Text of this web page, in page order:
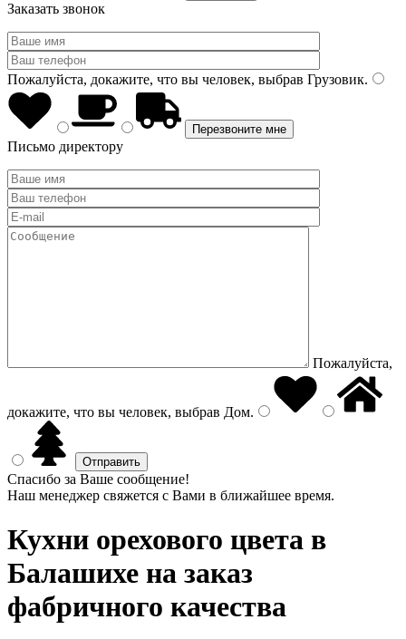
Заказать звонок
Пожалуйста, докажите, что вы человек, выбрав Грузовик.
Письмо директору
Пожалуйста,
докажите, что вы человек, выбрав Дом.
Спасибо за Ваше сообщение!
Наш менеджер свяжется с Вами в ближайшее время.
Кухни орехового цвета в
Балашихе на заказ
фабричного качества